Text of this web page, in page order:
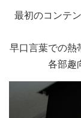
最初のコンテ
早口言葉での熱
各部趣